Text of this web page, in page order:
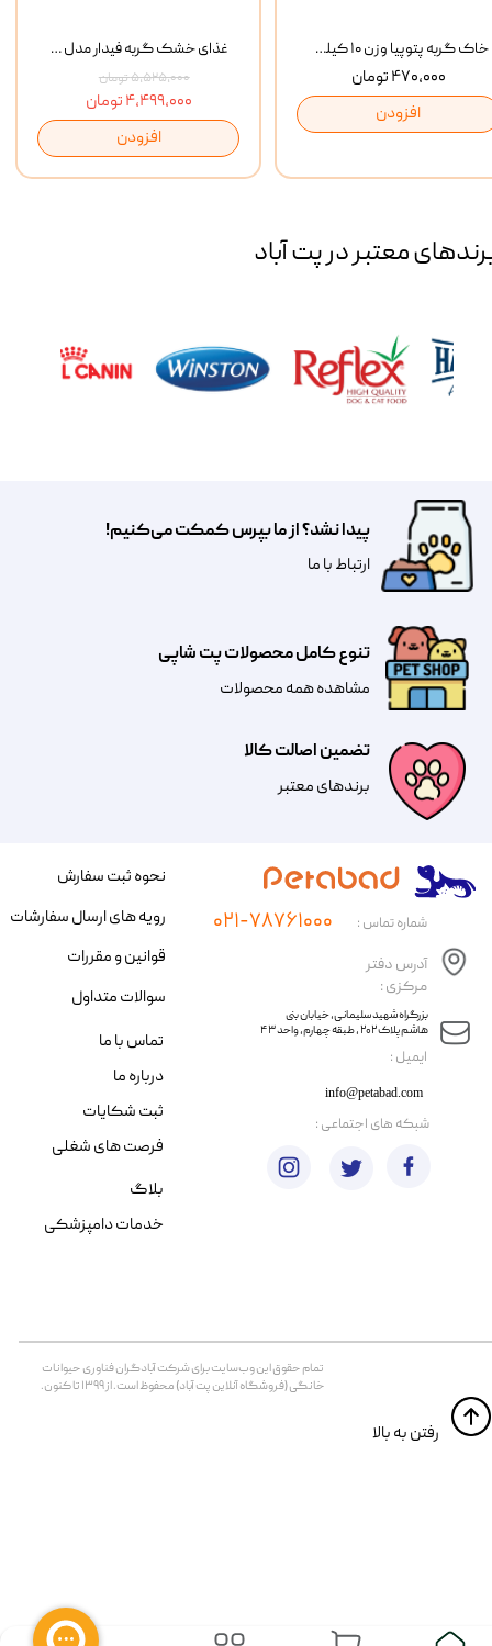
غذای خشک گربه فیدار مدل Adult وزن 10 کیلوگرم
۵,۵۲۵,۰۰۰ تومان
۴,۴۹۹,۰۰۰ تومان
افزودن
خاک گربه پتوپیا وزن ۱۰ کیلوگرم
۴۷۰,۰۰۰ تومان
افزودن
معتبر در پت آباد
تضمین اصالت کالا
​​برندهای معتبر​​​​​​​
تنوع کامل محصولات پت شاپی
مشاهده همه محصولات
پیدا نشد؟ از ما بپرس کمکت می‌کنیم!
​​​ارتباط با ما
​ایمیل :
آدرس دفتر
مرکزی :
info@petabad.com
​​بزرگراه شهید سلیمانی، خیابان بنی
هاشم پلاک ۲۰۲ ، طبقه چهارم، واحد ۴۳
شماره تماس : ۰۲۱-۷۸۷۶۱۰۰۰
تمام حقوق اين وب‌سايت برای شرکت آبادگران فناوری حیوانات
خانگی (فروشگاه آنلاین پت آباد) محفوظ است. از ۱۳۹۹ تا کنون.
​​رفتن به بالا
نحوه ثبت سفارش
رویه های ارسال سفارشات
قوانین و مقررات
سوالات متداول
تماس با ما
درباره ما
ثبت شکایات
فرصت های شغلی
​شبکه های اجتماعی :
بلاگ
خدمات دامپزشکی